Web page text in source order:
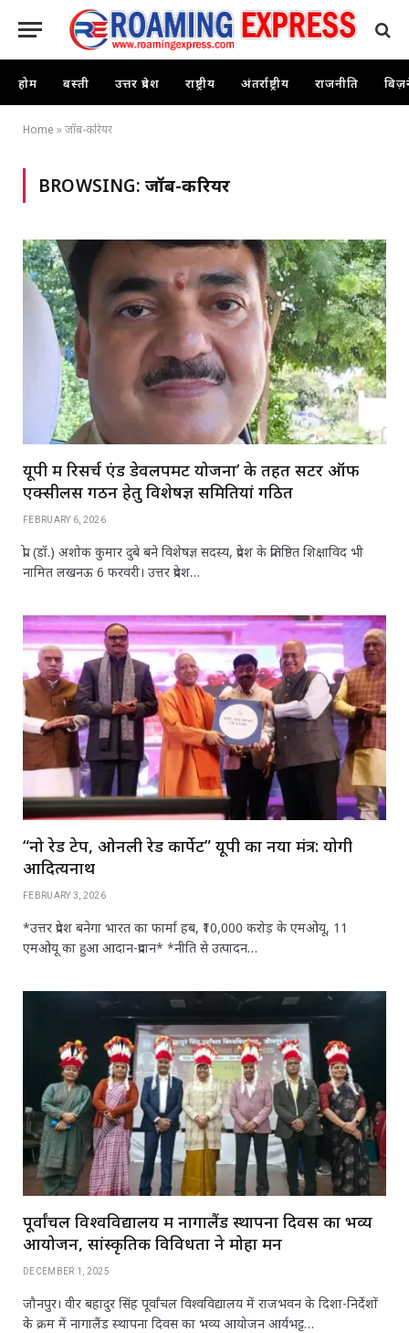
होम बस्ती उत्तर प्रदेश राष्ट्रीय अंतर्राष्ट्रीय राजनीति
Home »जॉब-करियर
BROWSING: जॉब-करियर
यूपी में रिसर्च एंड डेवलपमेंट योजना’ के तहत सेंटर ऑफ
एक्सीलेंस गठन हेतु विशेषज्ञ समितियां गठित
FEBRUARY 6, 2026
प्रो. (डॉ.) अशोक कुमार दुबे बने विशेषज्ञ सदस्य, प्रदेश के प्रतिष्ठित शिक्षाविद भी
नामित लखनऊ 6 फरवरी। उत्तर प्रदेश…
“नो रेड टेप, ओनली रेड कार्पेट” यूपी का नया मंत्र: योगी
आदित्यनाथ
FEBRUARY 3, 2026
*उत्तर प्रदेश बनेगा भारत का फार्मा हब, ₹10,000 करोड़ के एमओयू, 11
एमओयू का हुआ आदान-प्रदान* *नीति से उत्पादन…
पूर्वांचल विश्वविद्यालय में नागालैंड स्थापना दिवस का भव्य
आयोजन, सांस्कृतिक विविधता ने मोहा मन
DECEMBER 1, 2025
जौनपुर। वीर बहादुर सिंह पूर्वांचल विश्वविद्यालय में राजभवन के दिशा-निर्देशों
के क्रम में नागालैंड स्थापना दिवस का भव्य आयोजन आर्यभट्ट…